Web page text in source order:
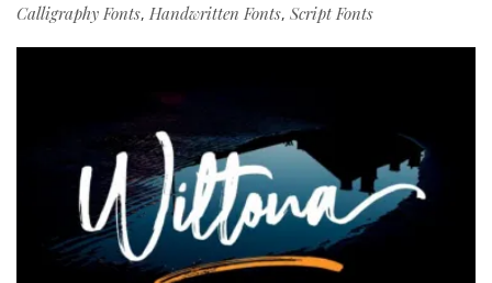
Calligraphy Fonts, Handwritten Fonts, Script Fonts